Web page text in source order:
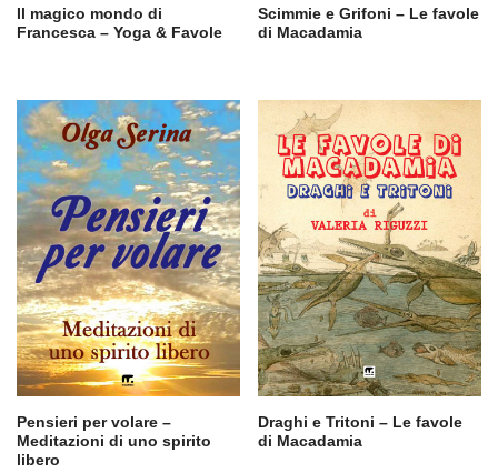
Il magico mondo di
Francesca – Yoga & Favole
Scimmie e Grifoni – Le favole
di Macadamia
Pensieri per volare –
Meditazioni di uno spirito
libero
Draghi e Tritoni – Le favole
di Macadamia